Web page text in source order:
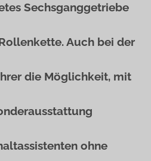
Sechsganggetriebe
Auch bei der
die Möglichkeit, mit
ohne